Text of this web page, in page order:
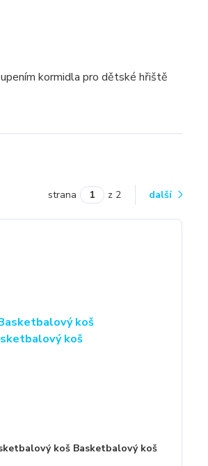
kormidla pro dětské hřiště
strana z 2 další
koš Basketbalový koš